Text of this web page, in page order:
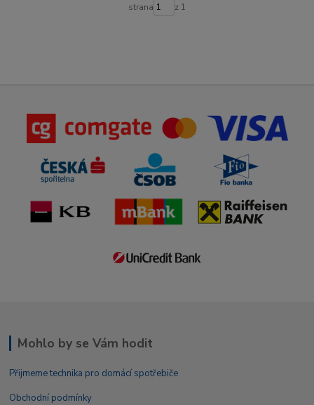
strana z 1
Mohlo by se Vám hodit
Přijmeme technika pro domácí spotřebiče
Obchodní podmínky